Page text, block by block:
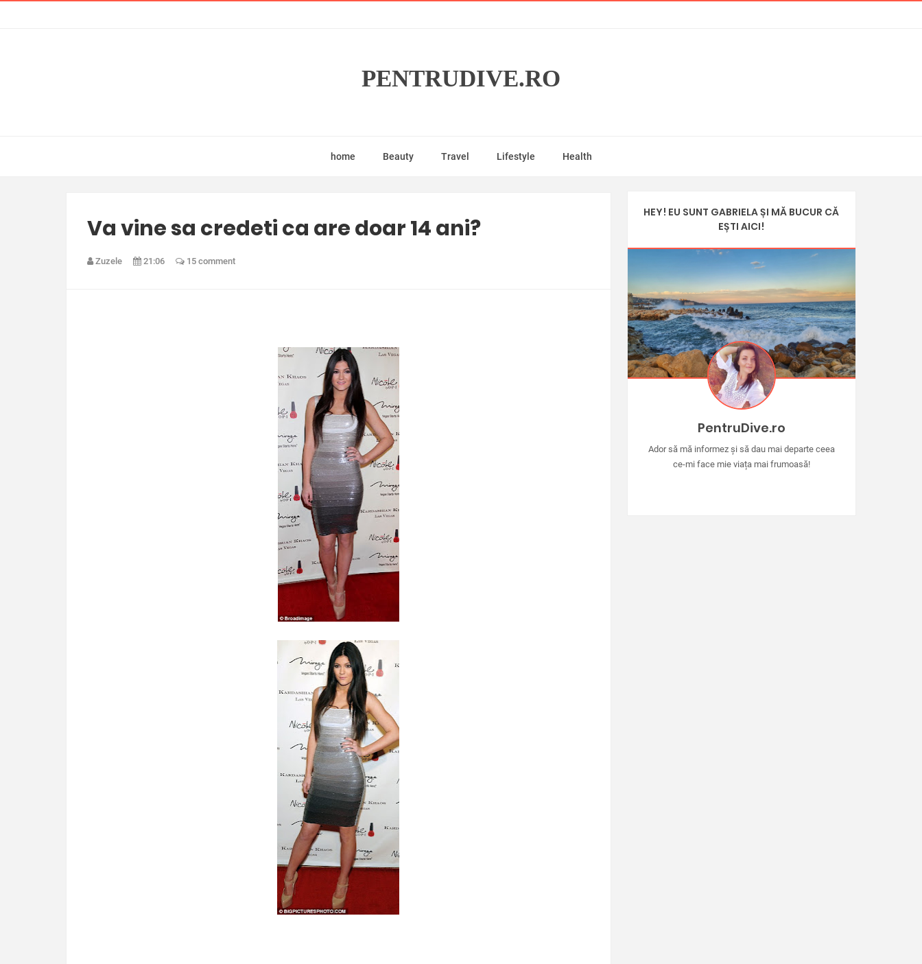
PENTRUDIVE.RO
home Beauty Travel Lifestyle Health
Va vine sa credeti ca are doar 14 ani?
Zuzele 21:06 15 comment
HEY! EU SUNT GABRIELA ȘI MĂ BUCUR CĂ
EȘTI AICI!
PentruDive.ro
Ador să mă informez și să dau mai departe ceea
ce-mi face mie viața mai frumoasă!